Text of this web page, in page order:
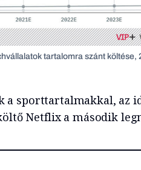
tartalomra szánt költése,
a sporttartalmakkal, az
Netflix a második